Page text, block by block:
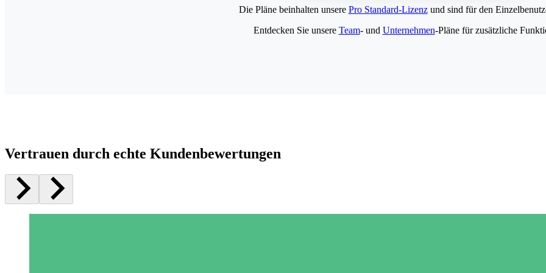
Die Pläne beinhalten unsere Pro Standard-Lizenzund sind für den
Entdecken Sie unsere Team- und Unternehmen-Pläne für zusätzliche
Vertrauen durch echte Kundenbewertungen